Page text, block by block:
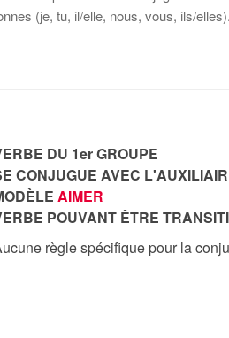
(je, tu, il/elle, nous, vous, ils/elles).
DU 1er GROUPE
CONJUGUE AVEC
AIMER
POUVANT ÊTRE
règle spécifique pour la